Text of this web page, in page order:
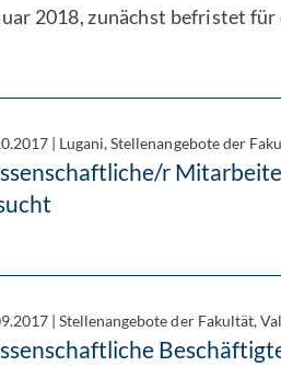
2018, zunächst befristet
| Lugani, Stellenangebote der
r
|Stellenangebote der Fakultät,